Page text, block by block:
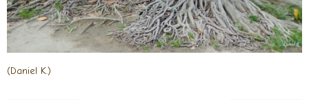
(Daniel K.)